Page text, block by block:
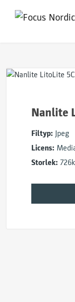
Nanlite
Filtyp: Jpeg
Licens:
Storlek: